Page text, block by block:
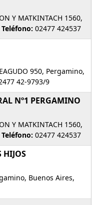
Y MATKINTACH 1560,
Teléfono: 02477 424537
950, Pergamino,
42-9793/9
Nº1 PERGAMINO
Y MATKINTACH 1560,
Teléfono: 02477 424537
HIJOS
Buenos Aires,